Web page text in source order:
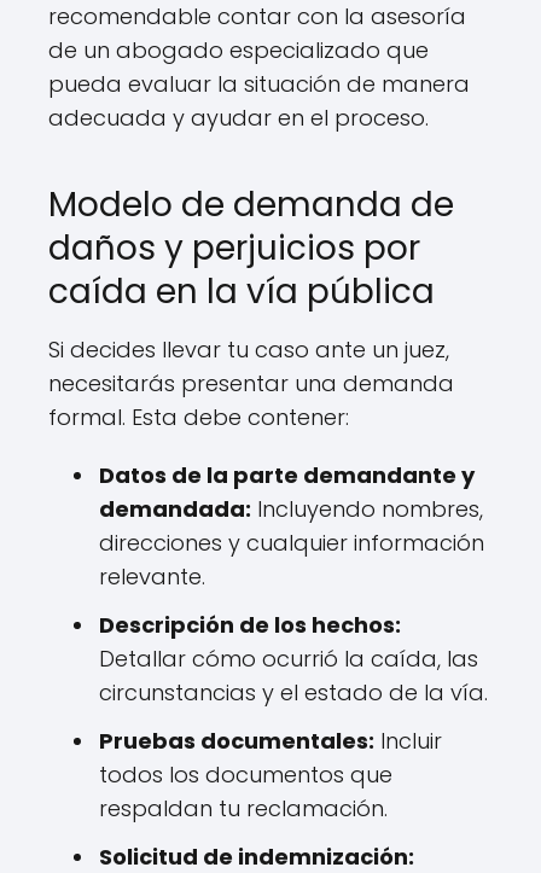
recomendable contar con la asesoría
de un abogado especializado que
pueda evaluar la situación de manera
adecuada y ayudar en el proceso.
Modelo de demanda de
daños y perjuicios por
caída en la vía pública
Si decides llevar tu caso ante un juez,
necesitarás presentar una demanda
formal. Esta debe contener:
Datos de la parte demandante y
demandada: Incluyendo nombres,
direcciones y cualquier información
relevante.
Descripción de los hechos:
Detallar cómo ocurrió la caída, las
circunstancias y el estado de la vía.
Pruebas documentales: Incluir
todos los documentos que
respaldan tu reclamación.
Solicitud de indemnización: